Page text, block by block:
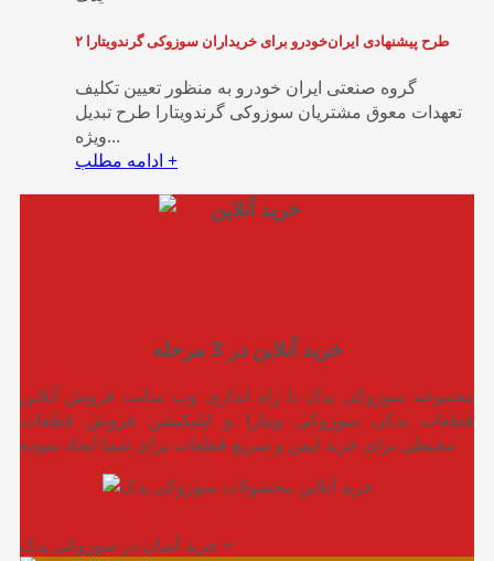
۲ طرح پیشنهادی ایران‌خودرو برای خریداران سوزوکی گرندویتارا
گروه صنعتی ایران خودرو به منظور تعیین تکلیف
تعهدات معوق مشتریان سوزوکی گرندویتارا طرح تبدیل
ویژه...
ادامه مطلب +
خرید آنلاین در 3 مرحله
مجموعه سوزوکی یدک با راه اندازی وب سایت فروش آنلاین
قطعات یدکی سوزوکی ویتارا و اپلیکیشن فروش قطعات
محیطی برای خرید ایمن و سریع قطعات برای شما ایجاد نموده
خرید آسان در سوزوکی یدک +